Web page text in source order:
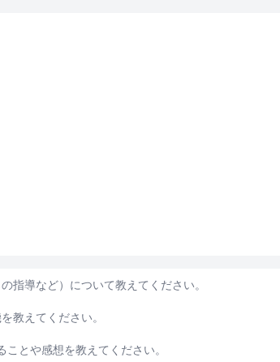
指導など）について教えてください。
教えてください。
とや感想を教えてください。